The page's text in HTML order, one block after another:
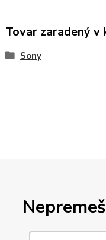
Tovar zaradený v
Sony